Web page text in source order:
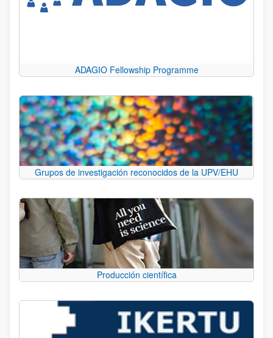
ADAGIO Fellowship Programme
Grupos de investigación reconocidos de la UPV/EHU
Producción científica